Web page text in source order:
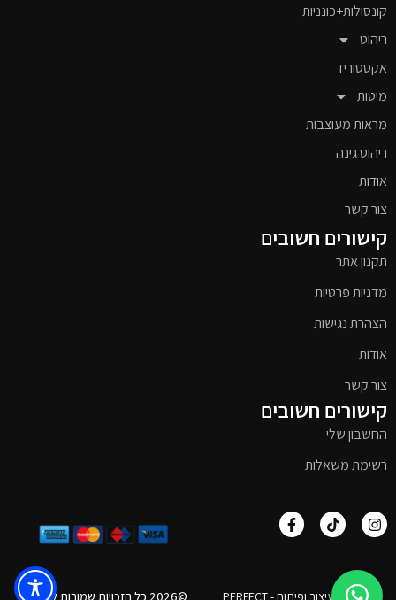
קונסולות+כונניות
ריהוט
אקססוריז
מיטות
מראות מעוצבות
ריהוט גינה
אודות
צור קשר
קישורים חשובים
תקנון אתר
מדניות פרטיות
הצהרת נגישות
אודות
צור קשר
קישורים חשובים
החשבון שלי
רשימת משאלות
אפיון, עיצוב ופיתוח - PERFECT ©2026 כל הזכויות שמורות לטימבר